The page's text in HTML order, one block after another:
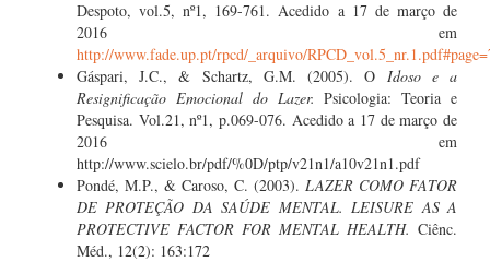
Despoto, vol.5, nº1, 169-761. Acedido a 17 de março de
2016 em
http://www.fade.up.pt/rpcd/_arquivo/
Gáspari, J.C., & Schartz, G.M. (2005). O Idoso e a
Resignificação Emocional do Lazer.Psicologia: Teoria e
Pesquisa. Vol.21, nº1, p.069-076. Acedido a 17 de março de
2016 em
http://www.scielo.br/pdf/%0D/ptp/v21n1/a10v21n1.pdf
Pondé, M.P., & Caroso, C. (2003). LAZER COMO FATOR
DE PROTEÇÃO DA SAÚDE MENTAL. LEISURE AS A
PROTECTIVE FACTOR FOR MENTAL HEALTH. Ciênc.
Méd., 12(2): 163:172